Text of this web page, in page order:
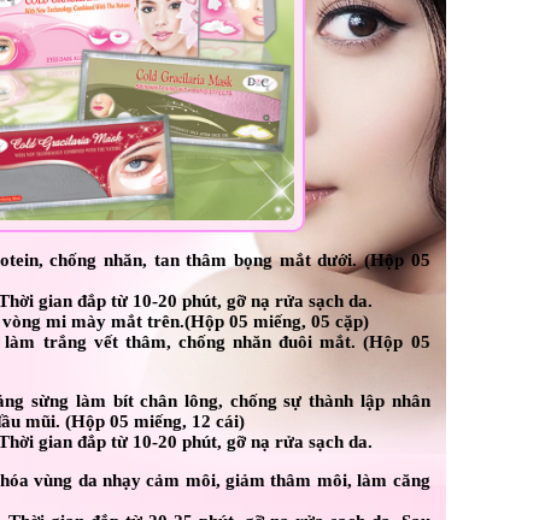
chống nhăn, tan thâm bọng mắt dưới. (Hộp 05
gian đắp từ 10-20 phút, gỡ nạ rửa sạch da.
mi mày mắt trên.(Hộp 05 miếng, 05 cặp)
trắng vết thâm, chống nhăn đuôi mắt. (Hộp 05
sừng làm bít chân lông, chống sự thành lập nhân
mũi. (Hộp 05 miếng, 12 cái)
gian đắp từ 10-20 phút, gỡ nạ rửa sạch da.
vùng da nhạy cảm môi, giảm thâm môi, làm căng